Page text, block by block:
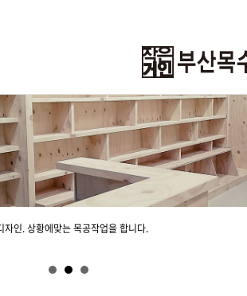
하위분류
인. 상황에맞는 목공작업을 합니다.